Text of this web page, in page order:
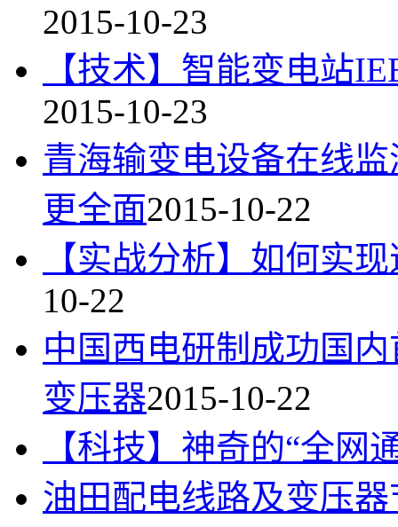
2015-10-23
【技术】智能变电站
2015-10-23
青海输变电设备在线
更全面2015-10-22
【实战分析】如何实
10-22
中国西电研制成功国
变压器2015-10-22
【科技】神奇的“全网
油田配电线路及变压